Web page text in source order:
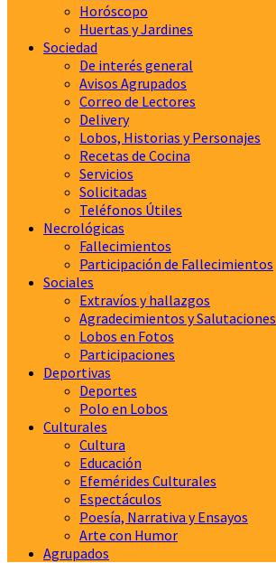
Horóscopo
Huertas y Jardines
Sociedad
De interés general
Avisos Agrupados
Correo de Lectores
Delivery
Lobos, Historias y Personajes
Recetas de Cocina
Servicios
Solicitadas
Teléfonos Útiles
Necrológicas
Fallecimientos
Participación de Fallecimientos
Sociales
Extravíos y hallazgos
Agradecimientos y Salutaciones
Lobos en Fotos
Participaciones
Deportivas
Deportes
Polo en Lobos
Culturales
Cultura
Educación
Efemérides Culturales
Espectáculos
Poesía, Narrativa y Ensayos
Arte con Humor
Agrupados